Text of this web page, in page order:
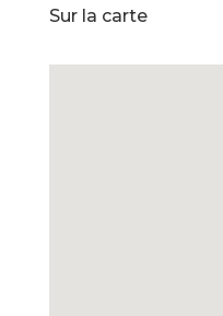
Sur la carte